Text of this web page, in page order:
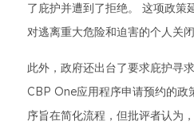
了庇护并遭到了拒绝。 这项政策
对逃离重大危险和迫害的个人关
此外，政府还出台了要求庇护寻
CBP One应用程序申请预约的政
序旨在简化流程，但批评者认为